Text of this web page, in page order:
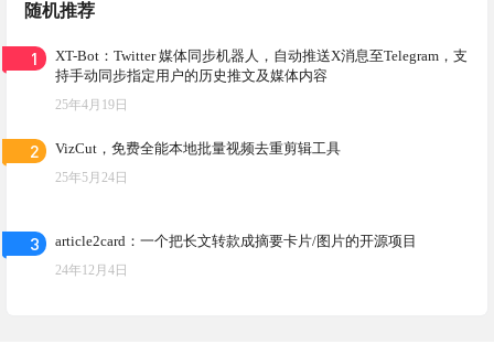
随机推荐
1
XT-Bot：Twitter 媒体同步机器人，自动推送X消息至Telegram，支
持手动同步指定用户的历史推文及媒体内容
25年4月19日
2 VizCut，免费全能本地批量视频去重剪辑工具
25年5月24日
3 article2card：一个把长文转款成摘要卡片/图片的开源项目
24年12月4日